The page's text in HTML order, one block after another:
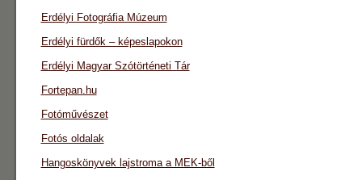
Erdélyi Fotográfia Múzeum
Erdélyi fürdők – képeslapokon
Erdélyi Magyar Szótörténeti Tár
Fortepan.hu
Fotóművészet
Fotós oldalak
Hangoskönyvek lajstroma a MEK-ből